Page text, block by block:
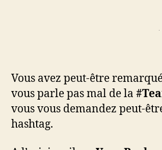
Vous avez peut-être
vous parle pas mal de la
vous vous demandez peut-
hashtag.